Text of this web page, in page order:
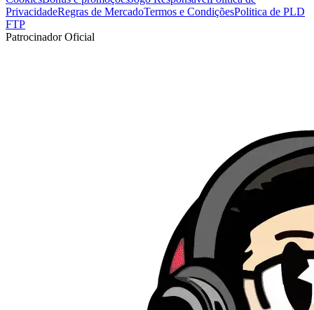
PrivacidadeRegras de MercadoTermos e CondiçõesPolitica de PLD
FTP
Patrocinador Oficial